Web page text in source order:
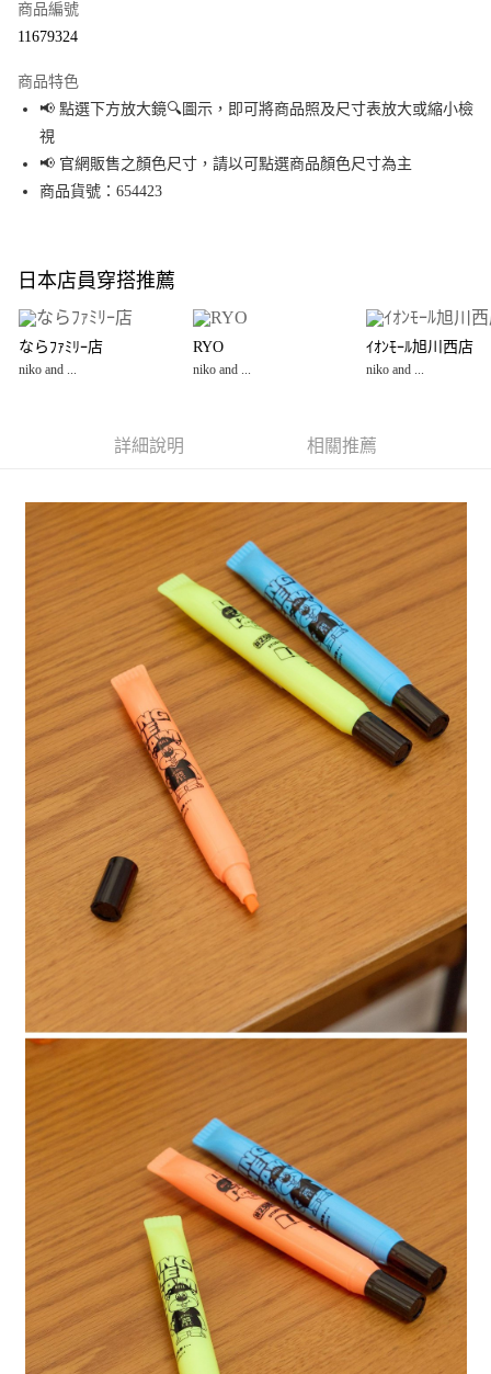
Apple Pay
街口支付
悠遊付
全盈+PAY
大哥付你分期
【大哥付你分期使用說明】
1.本服務由台灣大哥大提供，台灣大哥大用戶可立即使用無須另外申請。
3.實際核准額度、可分期數及費用金額請依後續交易確認頁面所載為準。
【繳款方式說明】
1.分期款項不併入電信帳單，「大哥付你分期」於每月結算日後寄送繳費提
醒簡訊。
2.透過簡訊連結打開帳單後，可選擇「超商條碼／台灣大直營門市／銀行轉
帳／街口支付／iPASS MONEY」等通路繳費。
【注意事項】
1.本服務係由「台灣大哥大股份有限公司」（以下簡稱本公司）所提供，讓
用戶於交易時，得透過本服務購買商品或服務，並由商店將買賣／分期付款
買賣價金債權讓與本公司後，依約使用本公司帳單繳交帳款。
2.基於同意付款使用「大哥付你分期」之契約關係目的，商店將以您的個人
資料（包含姓名、電話或地址）提供予台灣大哥大進項蒐集、處理及利用，
由本公司與您本人進行分期帳單所需資料之確認、核對及更正。
3.完整用戶服務條款，請詳閱以下連結：
https://oppay.tw/userRule
AFTEE先享後付
AFTEE先享後付是「在收到商品之後才付款」的支付方式。 讓您購物簡單便
２．便利：只要手機號碼，簡訊認證，即可結帳。
３．安心：先確認商品／服務後，再付款。
【「AFTEE先享後付」結帳流程】
１．於結帳方式選擇「AFTEE先享後付」後，將跳轉至「AFTEE先享後付」
結帳頁面，進行簡訊認證並確認金額後，即可完成結帳。
２．訂單成立數日內，您將收到繳費通知簡訊。
３．收到繳費通知簡訊後14天內，點擊此簡訊中的連結，可透過四大超商／
ATM／網路銀行／等多元方式進行付款，方視為交易完成。
※ 請注意：結帳手續完成當下不需立刻繳費，但若您需要取消訂單，請聯絡
購買商品的店家。未經商家同意取消之訂單仍視為有效，需透過AFTEE先享
後付繳納相關費用。
※ 交易是否成功請以「AFTEE先享後付 」之結帳頁面顯示為準，若有關於
是否繳費成功／繳費後需取消欲退款等相關疑問，請聯繫「AFTEE先享後付
客戶支援中心」
https://netprotections.freshdesk.com/support/home
【注意事項】
１．透過由恩沛科技股份有限公司提供之「AFTEE先享後付」服務完成之交
易，需依本服務之必要範圍內提供個人資料，並將交易相關給付款項請求債
權轉讓予恩沛科技股份有限公司。
２．關於個人資料處理事宜，請瀏覽以下網址：
https://aftee.tw/terms/#terms3
３．未成年的使用者請事先徵得法定代理人或監護人之同意方可使用
「AFTEE先享後付」，若未經同意申辦者引起之損失，本公司不負相關責
４．使用「AFTEE先享後付」時，將依據個別帳號之用戶狀況，依本公司即
時審查核予不同之上限額度；若仍有額度不足之情形，本公司將視審查結果
請求用戶進行身份認證。
５．嚴禁一人註冊多個帳號或使用他人資訊註冊。若發現惡意使用之情形，
每筆NT$80，滿NT$888(含以上)免運費
付款後 全家取貨
每筆NT$80，滿NT$888(含以上)免運費
7-11 取貨付款
每筆NT$80，滿NT$1,500(含以上)免運費
付款後 7-11取貨
每筆NT$80，滿NT$1,500(含以上)免運費
宅配
每筆NT$80，滿NT$1,500(含以上)免運費
商品編號
11679324
商品特色
📢 點選下方放大鏡🔍圖示，即可將商品照及尺寸表放大或縮小檢
視
📢 官網販售之顏色尺寸，請以可點選商品顏色尺寸為主
商品貨號：654423
日本店員穿搭推薦
ならﾌｧﾐﾘｰ店
niko and ...
RYO
niko and ...
ｲｵﾝﾓｰﾙ旭川西店
niko and ...
詳細說明 相關推薦